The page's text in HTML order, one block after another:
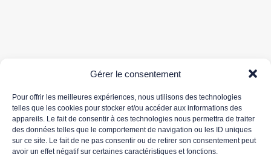
Gérer le consentement
Pour offrir les meilleures expériences, nous utilisons des technologies
telles que les cookies pour stocker et/ou accéder aux informations des
appareils. Le fait de consentir à ces technologies nous permettra de traiter
des données telles que le comportement de navigation ou les ID uniques
sur ce site. Le fait de ne pas consentir ou de retirer son consentement peut
avoir un effet négatif sur certaines caractéristiques et fonctions.
*Votre adresse de messagerie est uniquement utilisée pour vous envoyer notre newsletter
moment utiliser le lien de désabonnement intégré dans la newsletter.
Pour plus d'informations concernant le traitement de vos données personnelles, nous vous
invitons à lire notre politique de protection des données.